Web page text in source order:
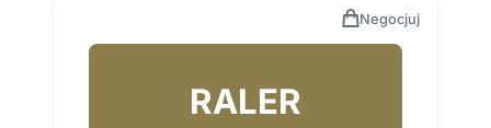
Negocjuj
RALER